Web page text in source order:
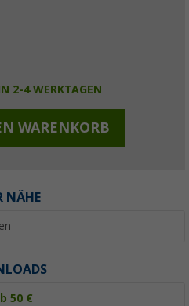
2-4 WERKTAGEN
WARENKORB
NÄHE
50 €